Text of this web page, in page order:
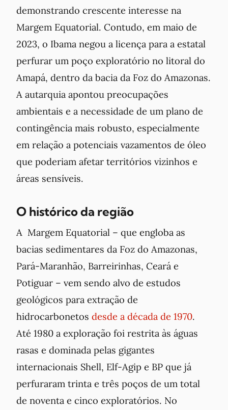
demonstrando crescente interesse na
Margem Equatorial. Contudo, em maio de
2023, o Ibama negou a licença para a estatal
perfurar um poço exploratório no litoral do
Amapá, dentro da bacia da Foz do Amazonas.
A autarquia apontou preocupações
ambientais e a necessidade de um plano de
contingência mais robusto, especialmente
em relação a potenciais vazamentos de óleo
que poderiam afetar territórios vizinhos e
áreas sensíveis.
O histórico da região
A Margem Equatorial – que engloba as
bacias sedimentares da Foz do Amazonas,
Pará-Maranhão, Barreirinhas, Ceará e
Potiguar – vem sendo alvo de estudos
geológicos para extração de
hidrocarbonetos desde a década de 1970.
Até 1980 a exploração foi restrita às águas
rasas e dominada pelas gigantes
internacionais Shell, Elf-Agip e BP que já
perfuraram trinta e três poços de um total
de noventa e cinco exploratórios. No